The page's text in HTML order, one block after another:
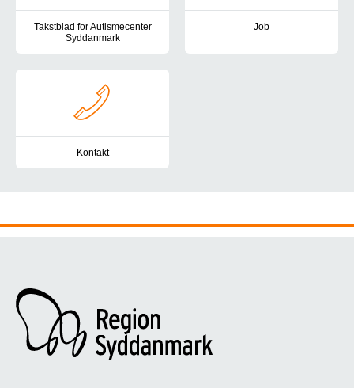
Takstblad for Autismecenter
Syddanmark
Job
Kontakt